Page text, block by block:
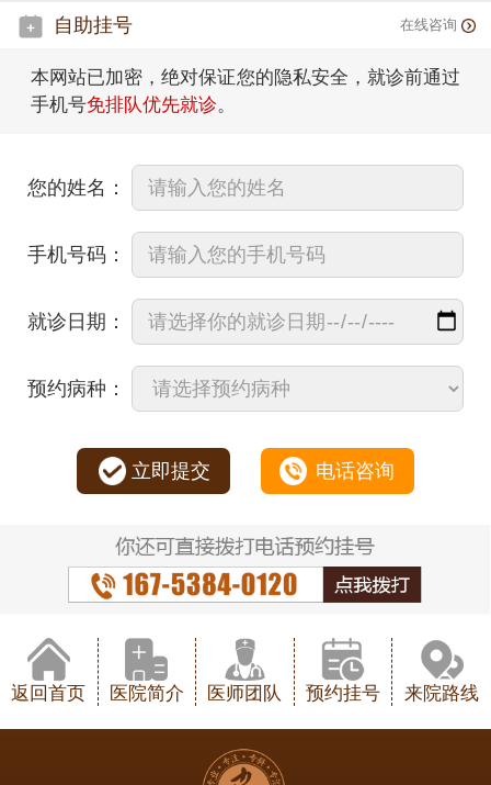
自助挂号 在线咨询
本网站已加密，绝对保证您的隐私安全，就诊前通过
手机号免排队优先就诊。
您的姓名：
手机号码：
就诊日期：
预约病种：
立即提交 电话咨询
返回首页 医院简介 医师团队 预约挂号 来院路线